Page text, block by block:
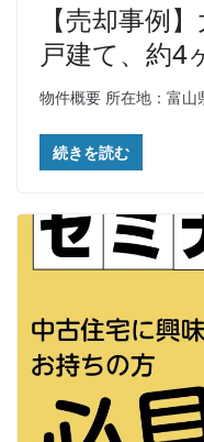
【売却事例
戸建て、約4
物件概要 所在地：富山
続きを読む